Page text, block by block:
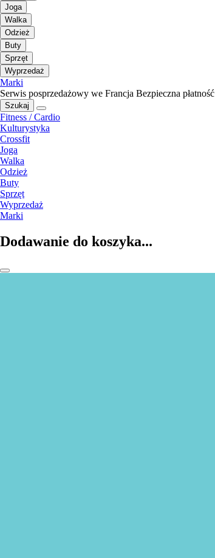
Joga
Walka
Odzież
Buty
Sprzęt
Wyprzedaż
Marki
Serwis posprzedażowy we Francja Bezpieczna płatność
Szukaj
Fitness / Cardio
Kulturystyka
Crossfit
Joga
Walka
Odzież
Buty
Sprzęt
Wyprzedaż
Marki
Dodawanie do koszyka...